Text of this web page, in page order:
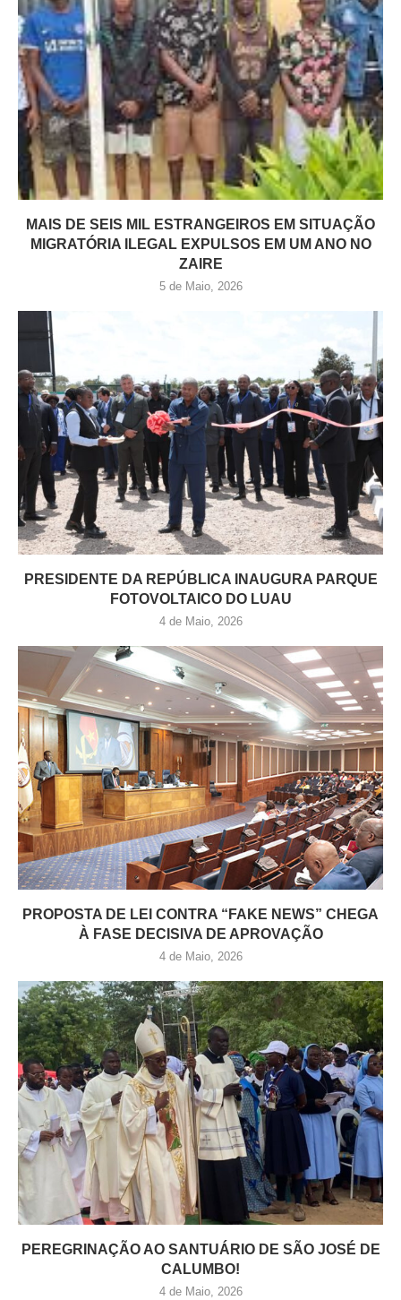
MAIS DE SEIS MIL ESTRANGEIROS EM SITUAÇÃO
MIGRATÓRIA ILEGAL EXPULSOS EM UM ANO NO
ZAIRE
5 de Maio, 2026
PRESIDENTE DA REPÚBLICA INAUGURA PARQUE
FOTOVOLTAICO DO LUAU
4 de Maio, 2026
PROPOSTA DE LEI CONTRA “FAKE NEWS” CHEGA
À FASE DECISIVA DE APROVAÇÃO
4 de Maio, 2026
PEREGRINAÇÃO AO SANTUÁRIO DE SÃO JOSÉ DE
CALUMBO!
4 de Maio, 2026